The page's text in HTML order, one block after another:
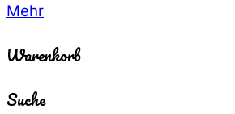
Mehr
Warenkorb
Suche